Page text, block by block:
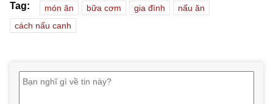
Tag: món ăn bữa cơm gia đình
nấu ăn
cách nấu canh